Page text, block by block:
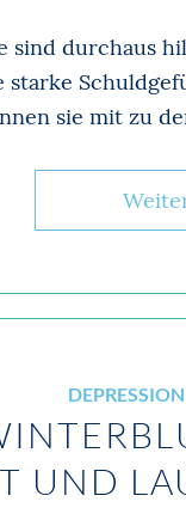
sind durchaus
sie mit zu
UND